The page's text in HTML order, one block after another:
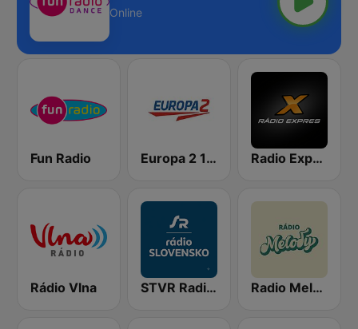
Online
Fun Radio Europa 2 104.8 FM Radio Expres
Rádio Vlna STVR Radio Slovensko Radio Melody